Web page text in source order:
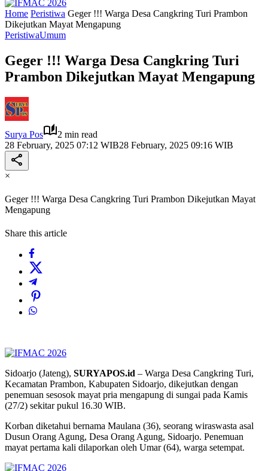
Home Peristiwa Geger !!! Warga Desa Cangkring Turi Prambon
Dikejutkan Mayat Mengapung
PeristiwaUmum
Geger !!! Warga Desa Cangkring Turi
Prambon Dikejutkan Mayat Mengapung
Surya Pos
2 min read
28 February, 2025 07:12 WIB28 February, 2025 09:16 WIB
×
Geger !!! Warga Desa Cangkring Turi Prambon Dikejutkan Mayat
Mengapung
Share this article
Sidoarjo (Jateng), SURYAPOS.id – Warga Desa Cangkring Turi,
Kecamatan Prambon, Kabupaten Sidoarjo, dikejutkan dengan
penemuan sesosok mayat pria mengapung di sungai pada Kamis
(27/2) sekitar pukul 16.30 WIB.
Korban diketahui bernama Maulana (36), seorang wiraswasta asal
Dusun Orang Agung, Desa Orang Agung, Sidoarjo. Penemuan
mayat pertama kali dilaporkan oleh Umar (64), warga setempat.